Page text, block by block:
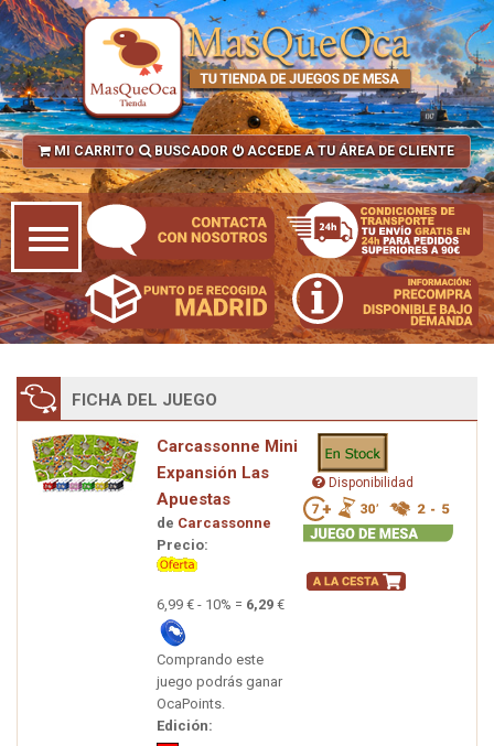
MI CARRITO BUSCADOR ACCEDE A TU ÁREA DE CLIENTE
FICHA DEL JUEGO
Carcassonne Mini
Expansión Las
Apuestas
de Carcassonne
Precio:
6,99 € - 10% = 6,29 €
Comprando este
juego podrás ganar
OcaPoints.
Edición:
Disponibilidad